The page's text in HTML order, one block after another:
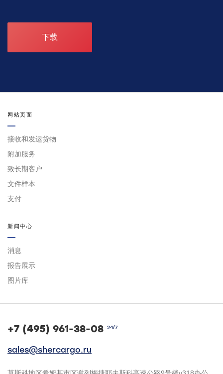
下载
网站页面
接收和发运货物
附加服务
致长期客户
文件样本
支付
新闻中心
消息
报告展示
图片库
+7 (495) 961-38-08 24/7
sales@shercargo.ru